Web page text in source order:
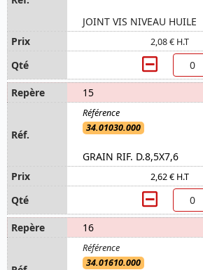
JOINT VIS NIVEAU HUILE
2,08 € H.T
15
34.01030.000
GRAIN RIF. D.8,5X7,6
2,62 € H.T
16
34.01610.000